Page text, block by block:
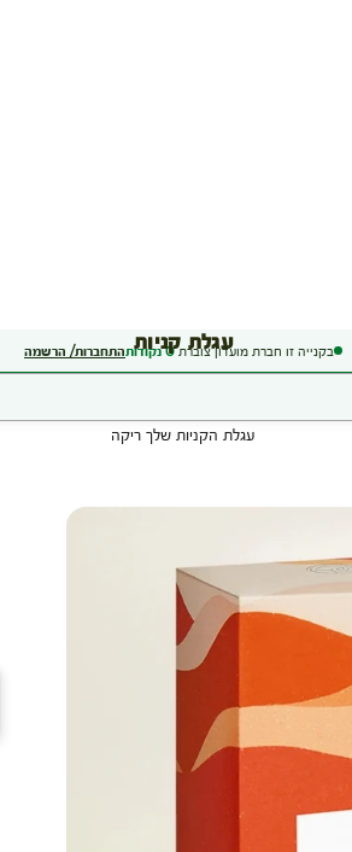
בקנייה זו חברת מועדון צוברת0נקודותהתחברות/ הרשמה עגלת קניות
עגלת הקניות שלך ריקה